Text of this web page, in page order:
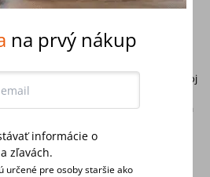
Hostinec Bluebell, kde sa príbeh točí
plnia želanie svojich rodičov zmeniť svoj
v Severnej Karolíne. Hostinec má
objavuje s malou záhadou, ktorú treba
a viera je dôležitou súčasťou
Mollyin príbeh. Závan z hôr je o
nezabudnuteľné ľúbostné
Teším sa na ďalšie jej knihy.
na prvý nákup
informácie o
zľavách.
určené pre osoby staršie ako